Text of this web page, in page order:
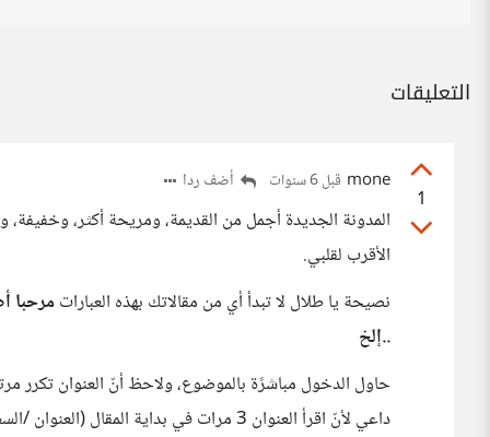
التعليقات
1
mone قبل 6 سنوات أضف ردا
المدونة الجديدة أجمل من القديمة، ومريحة أكثر،
الأقرب لقلبي.
نصيحة يا طلال لا تبدأ أي من مقالاتك بهذه العباراتمرحبا
..إلخ
حاول الدخول مباشرًة بالموضوع، ولاحظ أنّ العنوان
داعي لأنّ اقرأ العنوان 3 مرات في بداية المقال (العنوان /السطر الاول /السطر الثاني)